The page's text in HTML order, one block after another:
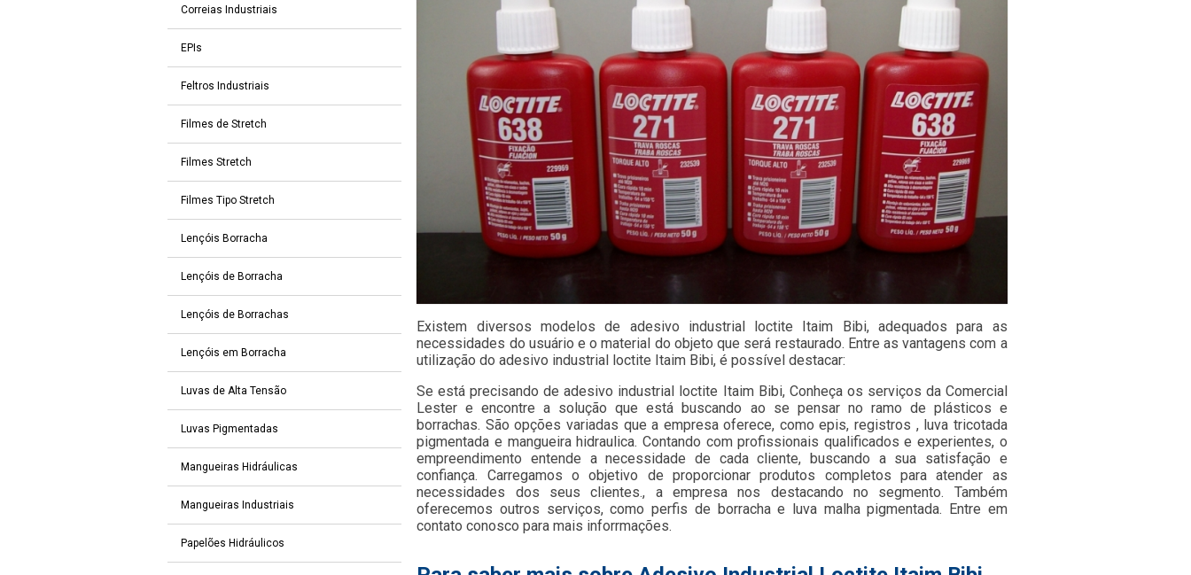
Correias Industriais
EPIs
Feltros Industriais
Filmes de Stretch
Filmes Stretch
Filmes Tipo Stretch
Lençóis Borracha
Lençóis de Borracha
Lençóis de Borrachas
Lençóis em Borracha
Luvas de Alta Tensão
Luvas Pigmentadas
Mangueiras Hidráulicas
Mangueiras Industriais
Papelões Hidráulicos
Existem diversos modelos de adesivo industrial loctite Itaim Bibi, adequados para as
necessidades do usuário e o material do objeto que será restaurado. Entre as vantagens com a
utilização do adesivo industrial loctite Itaim Bibi, é possível destacar:
Se está precisando de adesivo industrial loctite Itaim Bibi, Conheça os serviços da Comercial
Lester e encontre a solução que está buscando ao se pensar no ramo de plásticos e
borrachas. São opções variadas que a empresa oferece, como epis, registros , luva tricotada
pigmentada e mangueira hidraulica. Contando com profissionais qualificados e experientes, o
empreendimento entende a necessidade de cada cliente, buscando a sua satisfação e
confiança. Carregamos o objetivo de proporcionar produtos completos para atender as
necessidades dos seus clientes., a empresa nos destacando no segmento. Também
oferecemos outros serviços, como perfis de borracha e luva malha pigmentada. Entre em
contato conosco para mais inforrmações.